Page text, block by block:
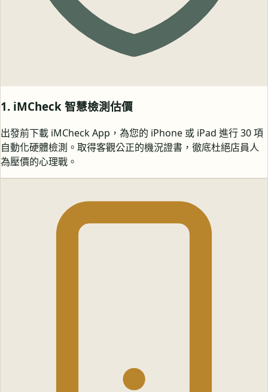
1. iMCheck 智慧檢測估價
出發前下載 iMCheck App，為您的 iPhone 或 iPad 進行 30 項
自動化硬體檢測。取得客觀公正的機況證書，徹底杜絕店員人
為壓價的心理戰。